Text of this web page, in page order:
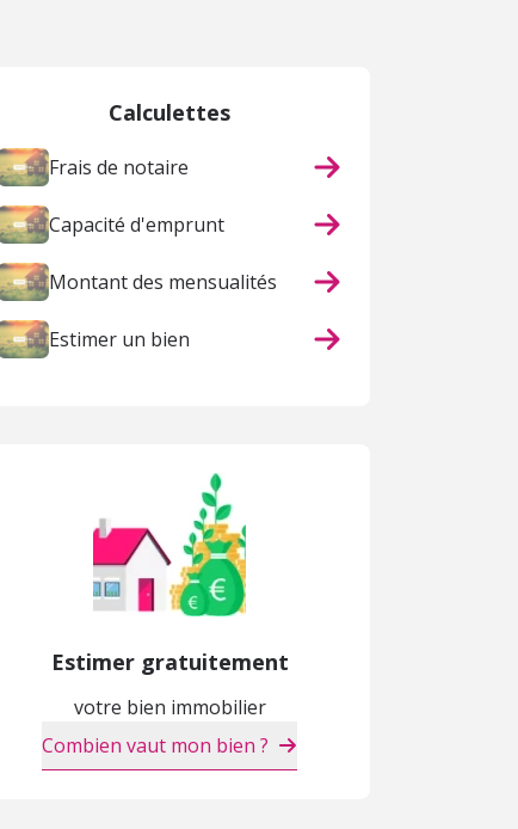
218 400 €
Ambrugeat (19)
49 000 €
Saint-Solve (19)
Calculettes
Frais de notaire
Capacité d'emprunt
Montant des mensualités
Estimer un bien
Estimer gratuitement
votre bien immobilier
Combien vaut mon bien ?